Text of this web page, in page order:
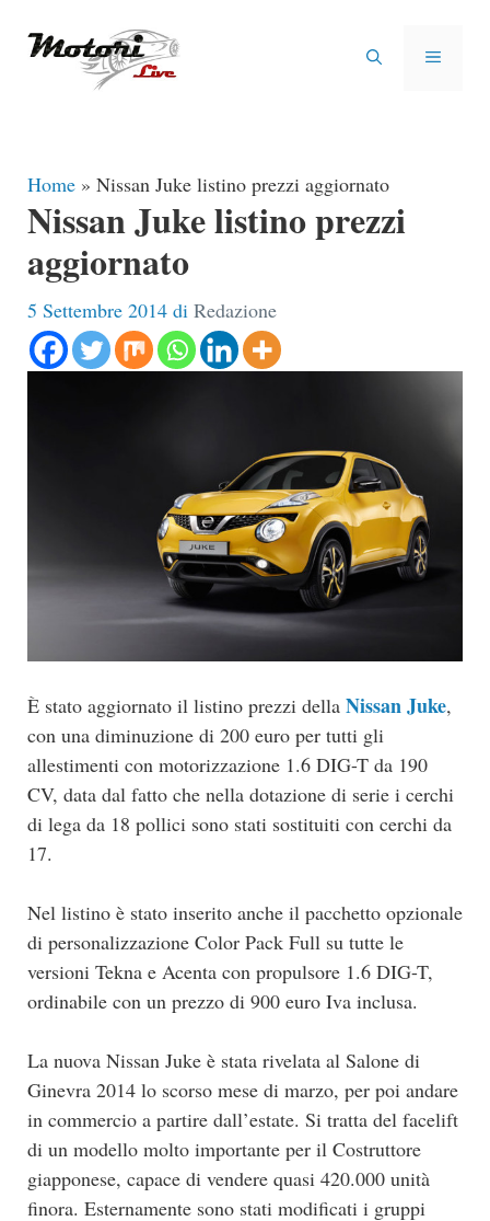
MENU
Home » Nissan Juke listino prezzi aggiornato
Nissan Juke listino prezzi
aggiornato
5 Settembre 2014 di Redazione
È stato aggiornato il listino prezzi della Nissan Juke,
con una diminuzione di 200 euro per tutti gli
allestimenti con motorizzazione 1.6 DIG-T da 190
CV, data dal fatto che nella dotazione di serie i cerchi
di lega da 18 pollici sono stati sostituiti con cerchi da
17.
Nel listino è stato inserito anche il pacchetto opzionale
di personalizzazione Color Pack Full su tutte le
versioni Tekna e Acenta con propulsore 1.6 DIG-T,
ordinabile con un prezzo di 900 euro Iva inclusa.
La nuova Nissan Juke è stata rivelata al Salone di
Ginevra 2014 lo scorso mese di marzo, per poi andare
in commercio a partire dall’estate. Si tratta del facelift
di un modello molto importante per il Costruttore
giapponese, capace di vendere quasi 420.000 unità
finora. Esternamente sono stati modificati i gruppi